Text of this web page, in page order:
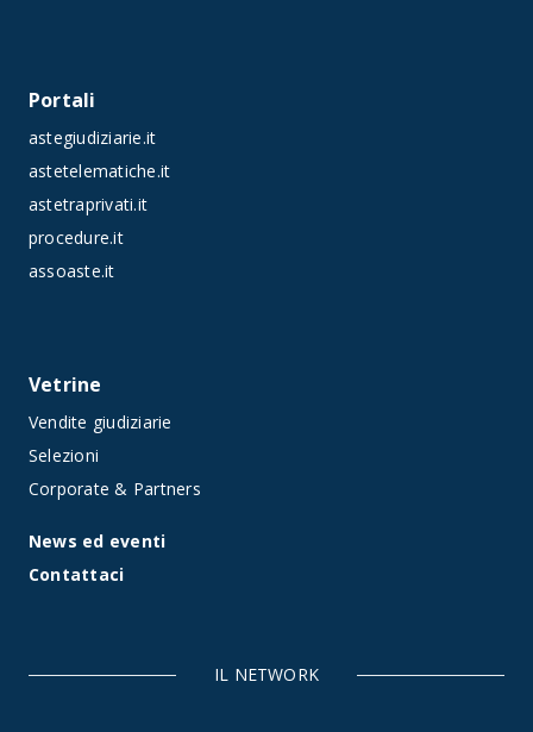
Portali
astegiudiziarie.it
astetelematiche.it
astetraprivati.it
procedure.it
assoaste.it
Vetrine
Vendite giudiziarie
Selezioni
Corporate & Partners
News ed eventi
Contattaci
IL NETWORK